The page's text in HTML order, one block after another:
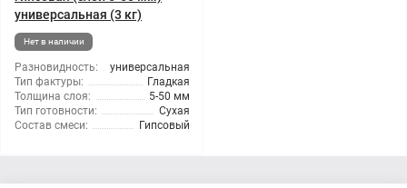
универсальная (3 кг)
Нет в наличии
Разновидность:
универсальная
Тип фактуры:
Гладкая
Толщина слоя:
5-50 мм
Тип готовности:
Сухая
Состав смеси:
Гипсовый